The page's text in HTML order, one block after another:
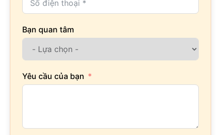
Bạn quan tâm
Yêu cầu của bạn